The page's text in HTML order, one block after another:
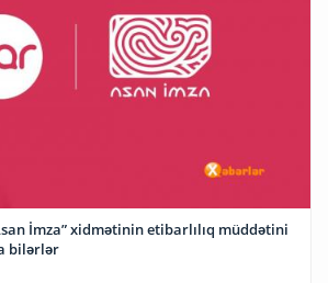
İmza” xidmətinin etibarlılıq müddətini
bilərlər